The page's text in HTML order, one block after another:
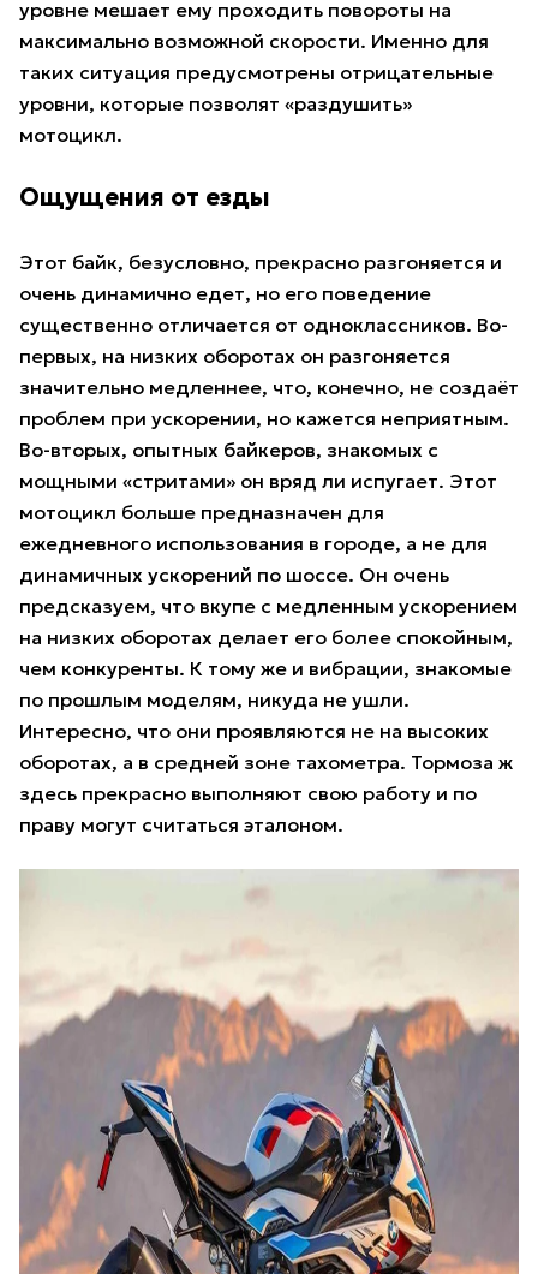
уровне мешает ему проходить повороты на
максимально возможной скорости. Именно для
таких ситуация предусмотрены отрицательные
уровни, которые позволят «раздушить»
мотоцикл.
Ощущения от езды
Этот байк, безусловно, прекрасно разгоняется и
очень динамично едет, но его поведение
существенно отличается от одноклассников. Во-
первых, на низких оборотах он разгоняется
значительно медленнее, что, конечно, не создаёт
проблем при ускорении, но кажется неприятным.
Во-вторых, опытных байкеров, знакомых с
мощными «стритами» он вряд ли испугает. Этот
мотоцикл больше предназначен для
ежедневного использования в городе, а не для
динамичных ускорений по шоссе. Он очень
предсказуем, что вкупе с медленным ускорением
на низких оборотах делает его более спокойным,
чем конкуренты. К тому же и вибрации, знакомые
по прошлым моделям, никуда не ушли.
Интересно, что они проявляются не на высоких
оборотах, а в средней зоне тахометра. Тормоза ж
здесь прекрасно выполняют свою работу и по
праву могут считаться эталоном.